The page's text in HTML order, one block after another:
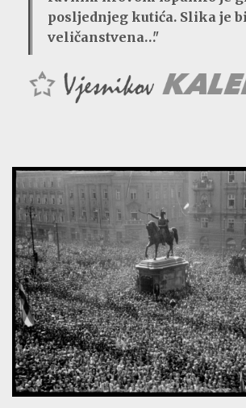
posljednjeg kutića. Slika je
veličanstvena…"